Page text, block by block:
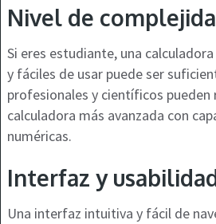
Nivel de
Si eres estudiante, una
y fáciles de usar puede ser
profesionales y científicos pueden
calculadora más avanzada con
numéricas.
Interfaz y
Una interfaz intuitiva y fácil de